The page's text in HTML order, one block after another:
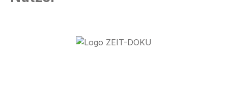
Bildergalerie überspringen